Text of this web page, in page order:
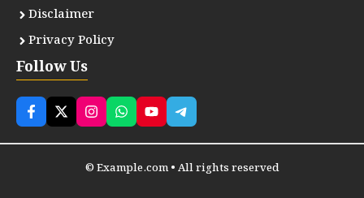
Disclaimer
Privacy Policy
Follow Us
© Example.com • All rights reserved